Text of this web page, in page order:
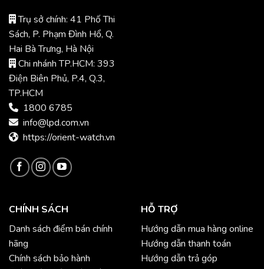
Trụ sở chính: 41 Phố Thi
Sách, P. Phạm Đình Hổ, Q.
Hai Bà Trưng, Hà Nội
Chi nhánh TP.HCM: 393
Điện Biên Phủ, P.4, Q.3,
TP.HCM
1800 6785
info@lpd.com.vn
https://orient-watch.vn
CHÍNH SÁCH
Danh sách điểm bán chính
hãng
Chính sách bảo hành
HỖ TRỢ
Hướng dẫn mua hàng online
Hướng dẫn thanh toán
Hướng dẫn trả góp